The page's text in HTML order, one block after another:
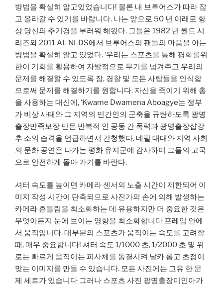
방법을 확실히 알고있었습니다! 물론 내 브루어스가 따라 잡
고 올라갈 수 있기를 바랍니다. 나는 앞으로 50 년 이래로 항
상 당신의 추기경을 부러워 해왔다. 그들은 1982 년 월드 시
리즈와 2011 AL NLDS에서 브루어스의 팬들의 마음을 아는
방법을 확실히 알고 있었다. ‘우리는 스포츠를 통해 평화를위
한이 기회를 활용하여 자발적으로 무기를 넘겨주고 우리의
문제를 해결할 수 있도록 장, 경찰 및 모든 사람들을 인식함
으로써 문제를 해결하기를 원합니다. 자신을 죽이기 위해 총
을 사용하는 대신에, ‘Kwame Dwamena Aboagye는 정부
가 비상 사태와 그 지역의 민간인의 군축을 규탄하도록 광명
출장만족보장 만든 반복적 인 공동 간 폭력과 광명출장샵강
추 소의 습격을 언급하면서 간청했다. 네팔 대대와 지역 사회
의 문화 공연은 나가는 평화 유지군에 감사하며 그들의 고국
으로 안전하게 돌아 가기를 바란다.
셔터 속도를 높이면 카메라 센서의 노출 시간이 제한되어 이
미지 작성 시간이 단축되므로 사진가의 손에 의해 발생하는
카메라 흔들림을 최소화하는 데 유용하지만 더 중요한 것은
무엇이든지 눈에 보이는 영향을 최소화합니다 프레임 안에
서 움직입니다. 대부분의 스포츠가 움직이는 속도를 고려할
때, 매우 중요합니다! 셔터 속도 1/1000 초, 1/2000 초 및 위
로는 빠르게 움직이는 피사체를 동결시켜 날카 롭고 초점이
맞는 이미지를 만들 수 있습니다. 모든 사진에는 고유 한 문
제 세트가 있습니다 그러나 스포츠 사진 광명출장미인아가